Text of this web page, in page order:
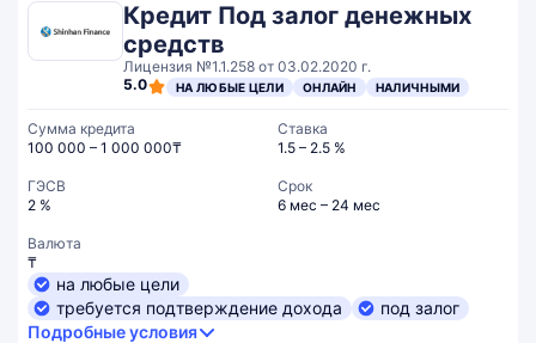
Кредит Под залог денежных
средств
Лицензия №1.1.258 от 03.02.2020 г.
5.0
НА ЛЮБЫЕ ЦЕЛИ ОНЛАЙН НАЛИЧНЫМИ
Сумма кредита
100 000 – 1 000 000₸
Ставка
1.5 – 2.5 %
ГЭСВ
2 %
Срок
6 мес – 24 мес
Валюта
₸
на любые цели
требуется подтверждение дохода
под залог
Подробные условия